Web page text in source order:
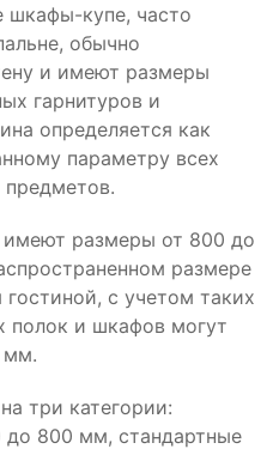
купе, часто
обычно
и имеют размеры
гарнитуров и
определяется как
параметру всех
размеры от 800 до
размере
с учетом таких
полок и шкафов могут
мм.
три категории:
800 мм, стандартные